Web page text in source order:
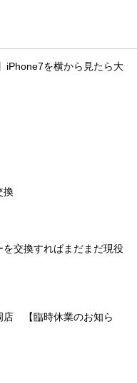
iPhone7を横から見たら大
換
を交換すればまだまだ現役
店 【臨時休業のお知ら